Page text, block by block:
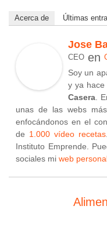
Acerca de Últimas
Jose
CEO en
Soy un
y ya hace
Casera .
unas de las webs
enfocándonos en el
de 1.000 vídeo recetas
Instituto Emprende.
sociales mi web